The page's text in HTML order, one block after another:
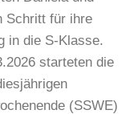
Schritt für ihre
in die S-Klasse.
starteten die
(SSWE)